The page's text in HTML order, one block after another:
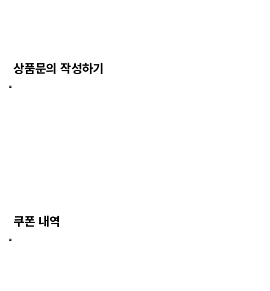
상품문의 작성하기
쿠폰 내역